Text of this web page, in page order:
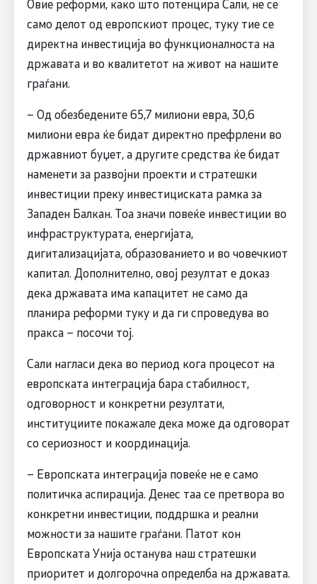
Овие реформи, како што потенцира Сали, не се
само делот од европскиот процес, туку тие се
директна инвестиција во функционалноста на
државата и во квалитетот на живот на нашите
граѓани.
– Од обезбедените 65,7 милиони евра, 30,6
милиони евра ќе бидат директно префрлени во
државниот буџет, а другите средства ќе бидат
наменети за развојни проекти и стратешки
инвестиции преку инвестициската рамка за
Западен Балкан. Тоа значи повеќе инвестиции во
инфраструктурата, енергијата,
дигитализацијата, образованието и во човечкиот
капитал. Дополнително, овој резултат е доказ
дека државата има капацитет не само да
планира реформи туку и да ги спроведува во
пракса – посочи тој.
Сали нагласи дека во период кога процесот на
европската интеграција бара стабилност,
одговорност и конкретни резултати,
институциите покажале дека може да одговорат
со сериозност и координација.
– Европската интеграција повеќе не е само
политичка аспирација. Денес таа се претвора во
конкретни инвестиции, поддршка и реални
можности за нашите граѓани. Патот кон
Европската Унија останува наш стратешки
приоритет и долгорочна определба на државата.